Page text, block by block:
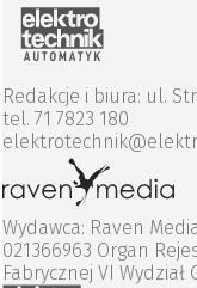
Redakcje i biura: ul.
tel. 71 7823 180
Wydawca: Raven
021366963 Organ
Fabrycznej VI Wydział